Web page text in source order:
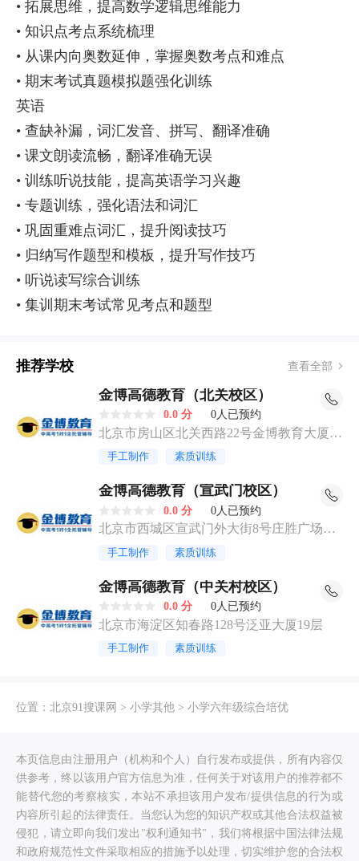
• 拓展思维，提高数学逻辑思维能力
• 知识点考点系统梳理
• 从课内向奥数延伸，掌握奥数考点和难点
• 期末考试真题模拟题强化训练
英语
• 查缺补漏，词汇发音、拼写、翻译准确
• 课文朗读流畅，翻译准确无误
• 训练听说技能，提高英语学习兴趣
• 专题训练，强化语法和词汇
• 巩固重难点词汇，提升阅读技巧
• 归纳写作题型和模板，提升写作技巧
• 听说读写综合训练
• 集训期末考试常见考点和题型
推荐学校 查看全部
金博高德教育（北关校区）
0.0 分 0人已预约
北京市房山区北关西路22号金博教育大厦2
层
手工制作 素质训练
金博高德教育（宣武门校区）
0.0 分 0人已预约
北京市西城区宣武门外大街8号庄胜广场南
翼三层303
手工制作 素质训练
金博高德教育（中关村校区）
0.0 分 0人已预约
北京市海淀区知春路128号泛亚大厦19层
手工制作 素质训练
位置：北京91搜课网 >小学其他 >小学六年级综合培优
本页信息由注册用户（机构和个人）自行发布或提供，所有内容仅
供参考，终以该用户官方信息为准，任何关于对该用户的推荐都不
能替代您的考察核实，本站不承担该用户发布/提供信息的行为或
内容所引起的法律责任。当您认为您的知识产权或其他合法权益被
侵犯，请立即向我们发出"权利通知书"，我们将根据中国法律法规
和政府规范性文件采取相应的措施予以处理，切实维护您的合法权